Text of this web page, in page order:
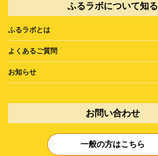
ふるラボについて知る
ふるラボとは
よくあるご質問
お知らせ
お問い合わせ
一般の方はこちら